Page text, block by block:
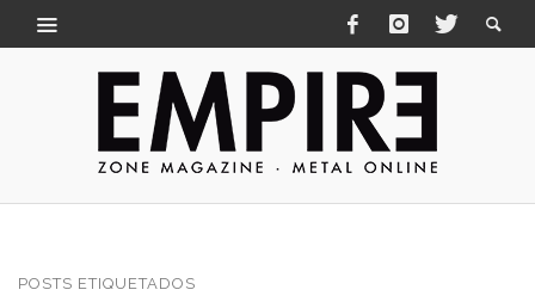
POSTS ETIQUETADOS